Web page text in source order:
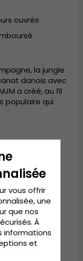
ouvrés
la jungle
danois avec
a créé, au fil
populaire qui
- 58 cm.
vous offrir
une
que nos
À
informations
et